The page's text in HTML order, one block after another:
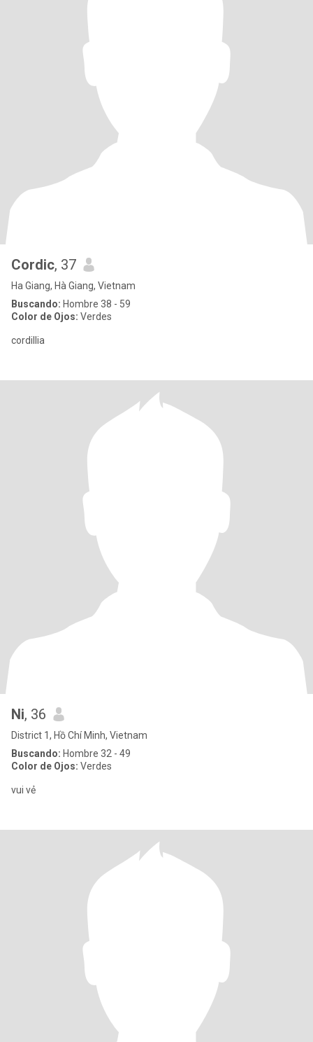
Cordic, 37
Ha Giang, Hà Giang, Vietnam
Buscando: Hombre 38 - 59
Color de Ojos: Verdes
cordillia
Ni, 36
District 1, Hồ Chí Minh, Vietnam
Buscando: Hombre 32 - 49
Color de Ojos: Verdes
vui vẻ